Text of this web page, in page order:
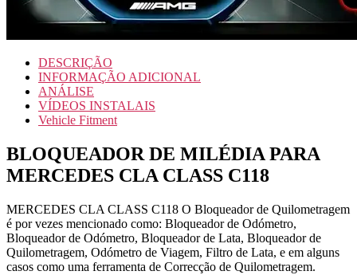
DESCRIÇÃO
INFORMAÇÃO ADICIONAL
ANÁLISE
VÍDEOS INSTALAIS
Vehicle Fitment
BLOQUEADOR DE MILÉDIA PARA
MERCEDES CLA CLASS C118
MERCEDES CLA CLASS C118 O Bloqueador de Quilometragem
é por vezes mencionado como: Bloqueador de Odómetro,
Bloqueador de Odómetro, Bloqueador de Lata, Bloqueador de
Quilometragem, Odómetro de Viagem, Filtro de Lata, e em alguns
casos como uma ferramenta de Correcção de Quilometragem.